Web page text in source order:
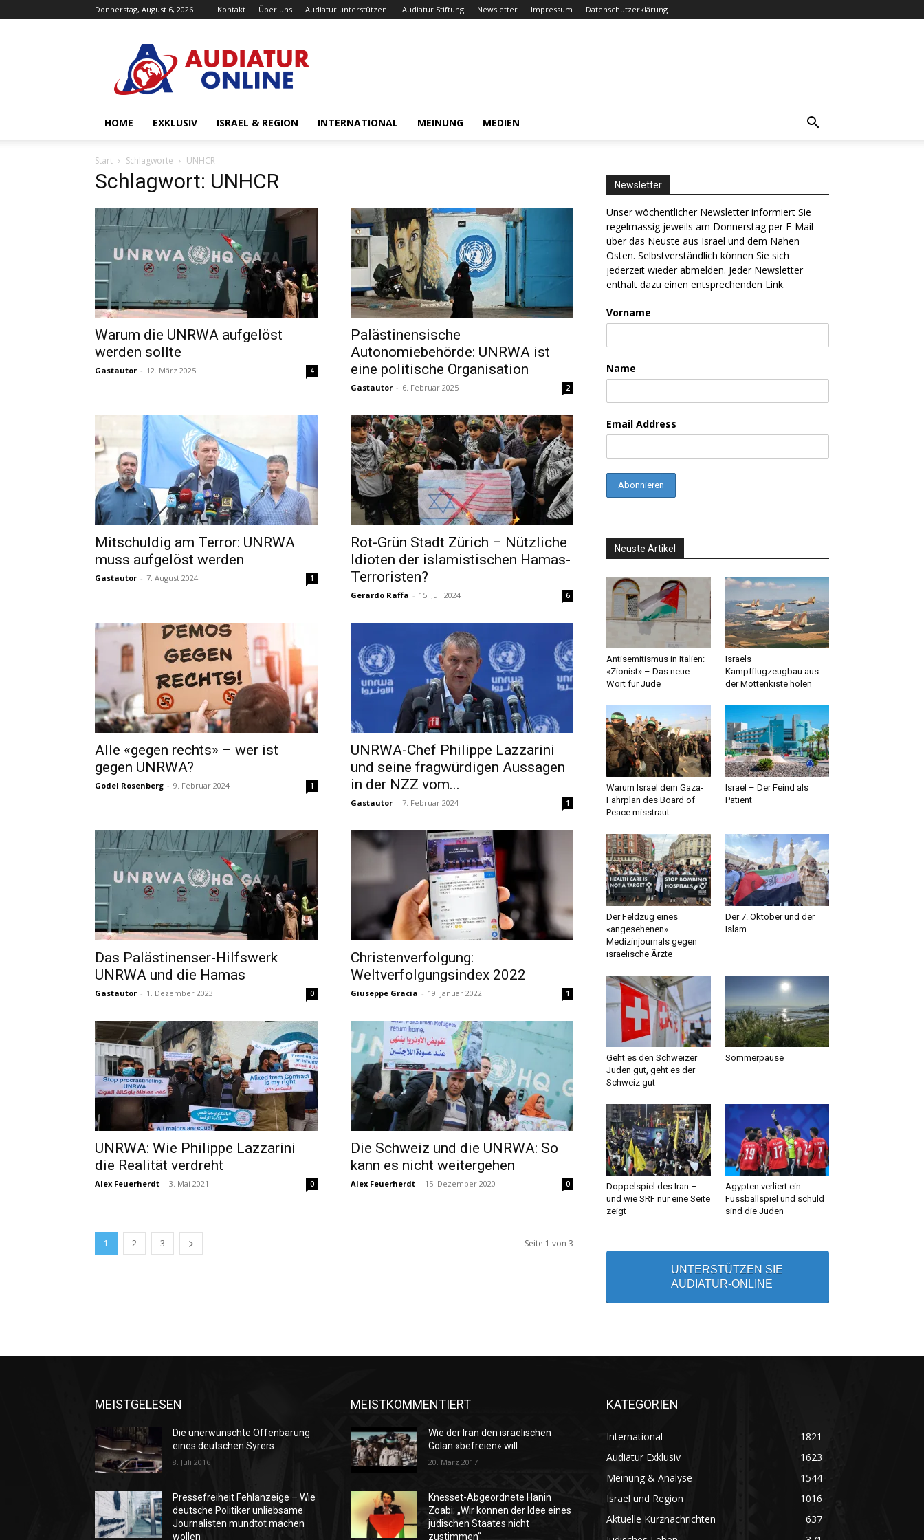
Donnerstag, August 6, 2026 Kontakt Über uns Audiatur unterstützen! Audiatur Stiftung Newsletter Impressum Datenschutzerklärung
Online
HOME EXKLUSIV ISRAEL & REGION INTERNATIONAL MEINUNG MEDIEN
Start Schlagworte UNHCR
Schlagwort: UNHCR
Warum die UNRWA aufgelöst
werden sollte
Gastautor - 12. März 2025 4
Palästinensische
Autonomiebehörde: UNRWA ist
eine politische Organisation
Gastautor - 6. Februar 2025 2
Mitschuldig am Terror: UNRWA
muss aufgelöst werden
Gastautor - 7. August 2024 1
Rot-Grün Stadt Zürich – Nützliche
Idioten der islamistischen Hamas-
Terroristen?
Gerardo Raffa - 15. Juli 2024 6
Alle «gegen rechts» – wer ist
gegen UNRWA?
Godel Rosenberg - 9. Februar 2024 1
UNRWA-Chef Philippe Lazzarini
und seine fragwürdigen Aussagen
in der NZZ vom...
Gastautor - 7. Februar 2024 1
Das Palästinenser-Hilfswerk
UNRWA und die Hamas
Gastautor - 1. Dezember 2023 0
Christenverfolgung:
Weltverfolgungsindex 2022
Giuseppe Gracia - 19. Januar 2022 1
UNRWA: Wie Philippe Lazzarini
die Realität verdreht
Alex Feuerherdt - 3. Mai 2021 0
Die Schweiz und die UNRWA: So
kann es nicht weitergehen
Alex Feuerherdt - 15. Dezember 2020 0
1 2 3 Seite 1 von 3
Newsletter
Unser wöchentlicher Newsletter informiert Sie
regelmässig jeweils am Donnerstag per E-Mail
über das Neuste aus Israel und dem Nahen
Osten. Selbstverständlich können Sie sich
jederzeit wieder abmelden. Jeder Newsletter
enthält dazu einen entsprechenden Link.
Vorname
Name
Email Address
Neuste Artikel
Antisemitismus in Italien:
«Zionist» – Das neue
Wort für Jude
Israels
Kampfflugzeugbau aus
der Mottenkiste holen
Warum Israel dem Gaza-
Fahrplan des Board of
Peace misstraut
Israel – Der Feind als
Patient
Der Feldzug eines
«angesehenen»
Medizinjournals gegen
israelische Ärzte
Der 7. Oktober und der
Islam
Geht es den Schweizer
Juden gut, geht es der
Schweiz gut
Sommerpause
Doppelspiel des Iran –
und wie SRF nur eine Seite
zeigt
Ägypten verliert ein
Fussballspiel und schuld
sind die Juden
UNTERSTÜTZEN SIE
AUDIATUR-ONLINE
MEISTGELESEN
Die unerwünschte Offenbarung
eines deutschen Syrers
8. Juli 2016
Pressefreiheit Fehlanzeige – Wie
deutsche Politiker unliebsame
Journalisten mundtot machen
wollen
MEISTKOMMENTIERT
Wie der Iran den israelischen
Golan «befreien» will
20. März 2017
Knesset-Abgeordnete Hanin
Zoabi: „Wir können der Idee eines
jüdischen Staates nicht
zustimmen“
KATEGORIEN
International
1821
Audiatur Exklusiv
1623
Meinung & Analyse
1544
Israel und Region
1016
Aktuelle Kurznachrichten
637